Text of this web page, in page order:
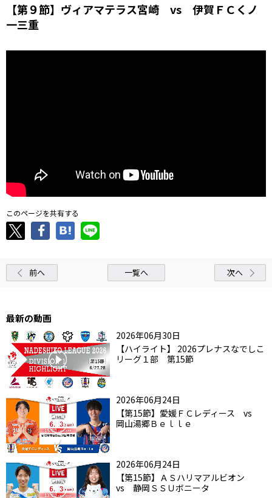
【第９節】ヴィアマテラス宮崎 vs 伊賀ＦＣくノ
一三重
このページを共有する
前へ 一覧へ 次へ
最新の動画
2026年06月30日
【ハイライト】 2026プレナスなでしこ
リーグ１部 第15節
2026年06月24日
【第15節】愛媛ＦＣレディース vs
岡山湯郷Ｂｅｌｌｅ
2026年06月24日
【第15節】ＡＳハリマアルビオン
vs 静岡ＳＳＵボニータ